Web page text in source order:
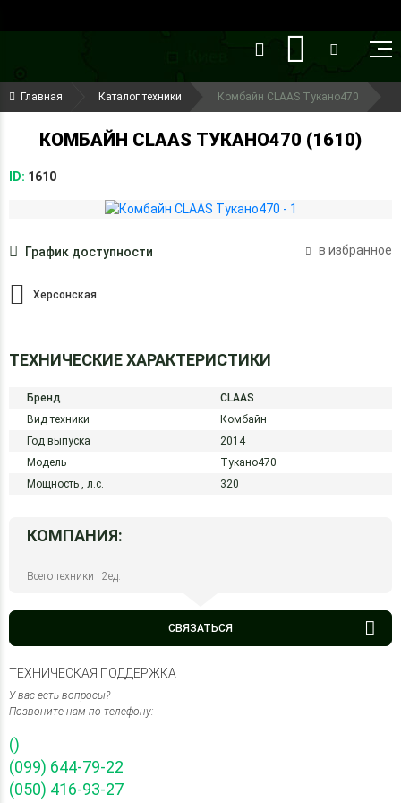
(099) 644-79-22
(050) 416-93-27
Главная Каталог техники Комбайн CLAAS Тукано470
КОМБАЙН CLAAS ТУКАНО470 (1610)
ID: 1610
График доступности в избранное
Херсонская
ТЕХНИЧЕСКИЕ ХАРАКТЕРИСТИКИ
Бренд
CLAAS
Вид техники
Комбайн
Год выпуска
2014
Модель
Тукано470
Мощность , л.с. 320
КОМПАНИЯ:
Всего техники : 2ед.
СВЯЗАТЬСЯ
ТЕХНИЧЕСКАЯ ПОДДЕРЖКА
У вас есть вопросы?
Позвоните нам по телефону:
()
(099) 644-79-22
(050) 416-93-27